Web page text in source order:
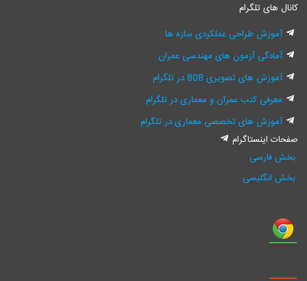
کانال های تلگرام
آموزش طراحی عملکردی سازه ها
آمادگی آزمون های مهندسی عمران
آموزش های تصویری 808 در تلگرام
معرفی کتب عمران و معماری در تلگرام
آموزش های تخصصی معماری در تلگرام
صفحات اینستاگرام
بخش فارسی
بخش انگلیسی